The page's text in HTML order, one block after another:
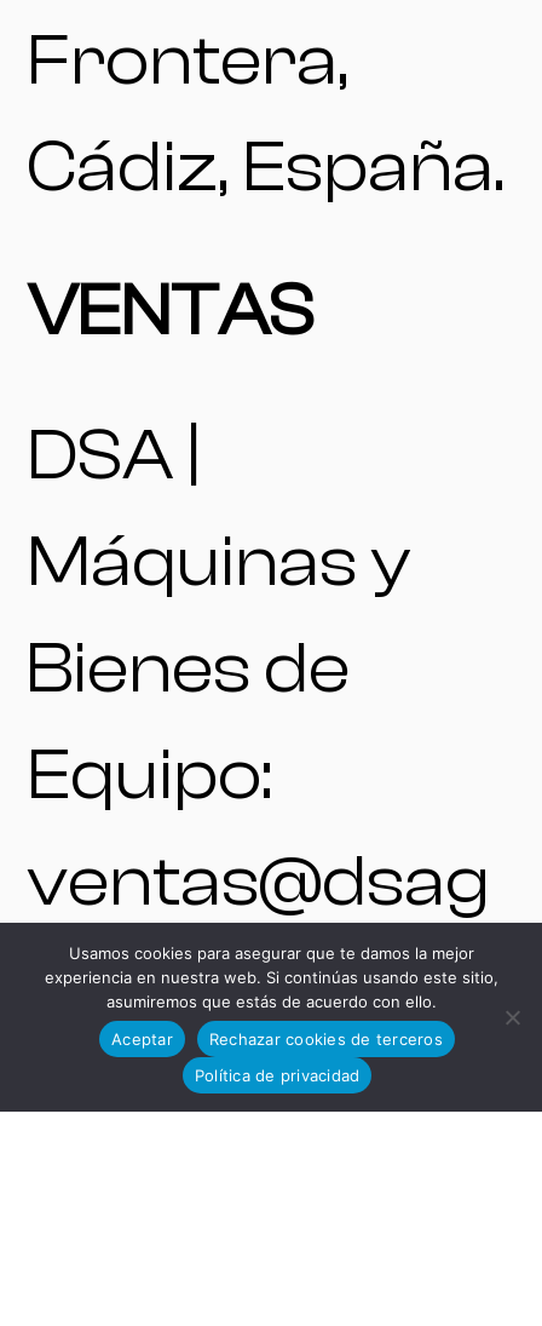
Frontera,
Cádiz, España.
VENTAS
DSA |
Máquinas y
Bienes de
Equipo:
ventas@dsag
rupo.com
+34 625 54 37
Usamos cookies para asegurar que te damos la mejor
experiencia en nuestra web. Si continúas usando este sitio,
asumiremos que estás de acuerdo con ello.
Aceptar
Rechazar cookies de terceros
Política de privacidad